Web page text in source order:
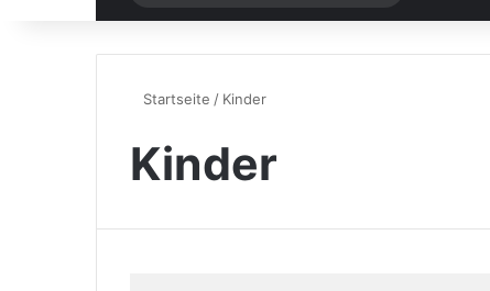
nach
Startseite / Kinder
Kinder